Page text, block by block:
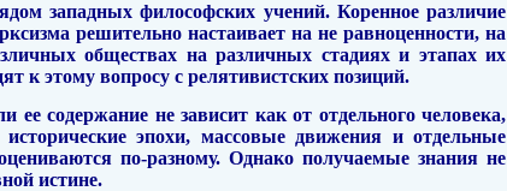
западных философских учений. Коренное различие
решительно настаивает на не равноценности, на
обществах на различных стадиях и этапах их
к этому вопросу с релятивистских позиций.
содержание не зависит как от отдельного человека,
эпохи, массовые движения и отдельные
по-разному. Однако получаемые знания не
истине.